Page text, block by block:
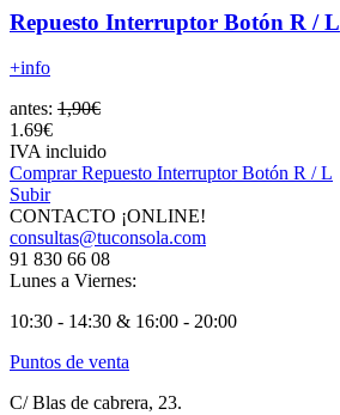
Repuesto Interruptor Botón R / L
+info
antes: 1,90€
1.69€
IVA incluido
Comprar Repuesto Interruptor Botón R / L
Subir
CONTACTO ¡ONLINE!
consultas@tuconsola.com
91 830 66 08
Lunes a Viernes:
10:30 - 14:30 & 16:00 - 20:00
Puntos de venta
C/ Blas de cabrera, 23.